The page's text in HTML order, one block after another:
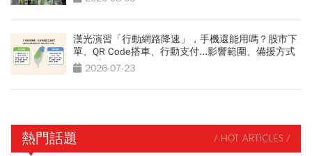
漢光演習「行動網路降速」，手機還能用嗎？股市下
單、QR Code搭車、行動支付...影響範圍、備援方式
一次看
2026-07-23
熱門話題 / HOT ARTICLES /